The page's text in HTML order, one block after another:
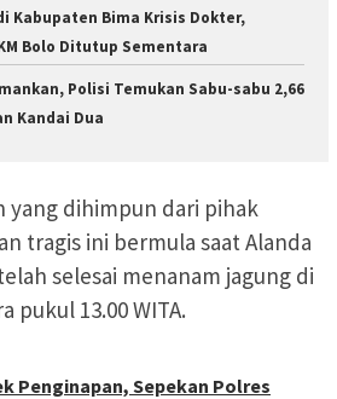
Kabupaten Bima Krisis Dokter,
Bolo Ditutup Sementara
Polisi Temukan Sabu-sabu 2,66
Kandai Dua
yang dihimpun dari pihak
tragis ini bermula saat Alanda
selesai menanam jagung di
pukul 13.00 WITA.
Penginapan, Sepekan Polres